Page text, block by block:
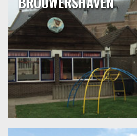
welkom zijn. Een uitgelezen kans